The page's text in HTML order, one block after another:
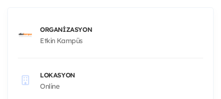
ORGANIZASYON
Etkin Kampüs
LOKASYON
Online